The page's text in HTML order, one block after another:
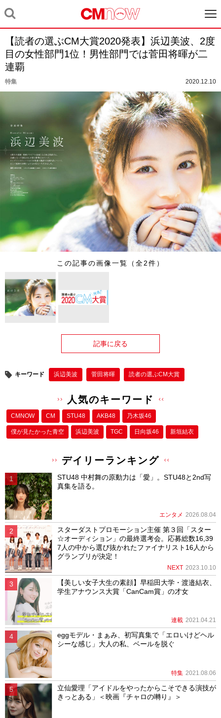
【読者の選ぶCM大賞2020発表】浜辺美波、2度
目の女性部門1位！男性部門では菅田将暉が二
連覇
特集 2020.12.10
この記事の画像一覧（全2件）
記事に戻る
キーワード 浜辺美波 菅田将暉 読者の選ぶCM大賞
人気のキーワード
CMNOW CM STU48 AKB48 乃木坂46
僕が⾒たかった⻘空 浜辺美波 TGC 日向坂46 新垣結衣
デイリーランキング
STU48 中村舞の原動力は「愛」。STU48と2nd写
真集を語る。
エンタメ 2026.08.04
スターダストプロモーション主催 第３回「スター
☆オーディション」の最終選考会。応募総数16,39
7人の中から選び抜かれたファイナリスト16人から
グランプリが決定！
NEXT 2023.10.10
【美しい女子大生の素顔】早稲田大学・渡邉結衣、
学生アナウンス大賞「CanCam賞」の才女
連載 2021.04.21
eggモデル・まぁみ、初写真集で「エロいけどヘル
シーな感じ」大人の私、ベールを脱ぐ
特集 2021.08.06
立仙愛理「アイドルをやったからこそできる演技が
きっとある」＜映画『チャロの囀り』＞